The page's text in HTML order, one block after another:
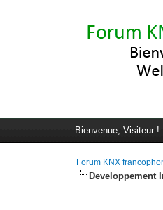
Bienvenue, Visiteur !
Forum KNX
Developpement